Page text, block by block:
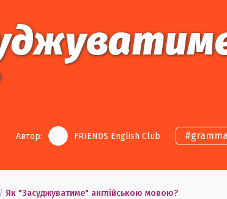
Автор: FRIENDS English Club #
/ Як "Засуджуватиме" англійською мовою?